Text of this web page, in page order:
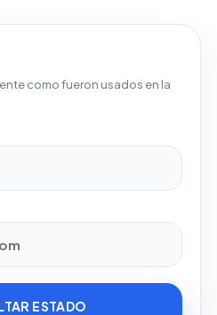
como fueron usados en la
ESTADO